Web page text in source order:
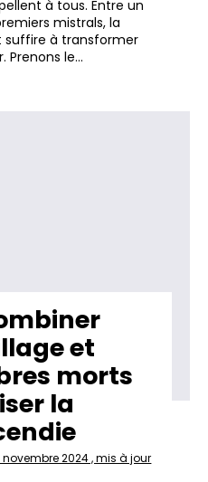
à tous. Entre un
mistrals, la
suffire à transformer
Prenons le…
et
morts
la
2024 , mis à jour